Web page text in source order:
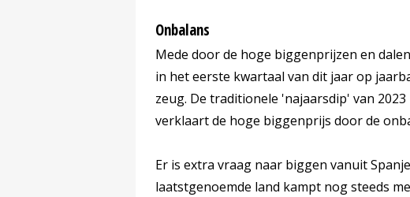
Onbalans
Mede door de hoge biggenprijzen en
in het eerste kwartaal van dit jaar op
zeug. De traditionele 'najaarsdip' van
verklaart de hoge biggenprijs door de
Er is extra vraag naar biggen vanuit
laatstgenoemde land kampt nog steeds